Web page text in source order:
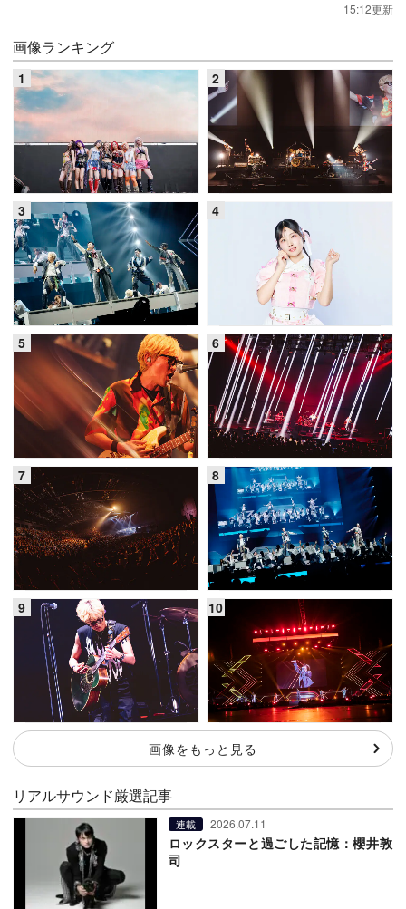
15:12更新
画像ランキング
画像をもっと見る
リアルサウンド厳選記事
連載 2026.07.11
ロックスターと過ごした記憶：櫻井敦
司